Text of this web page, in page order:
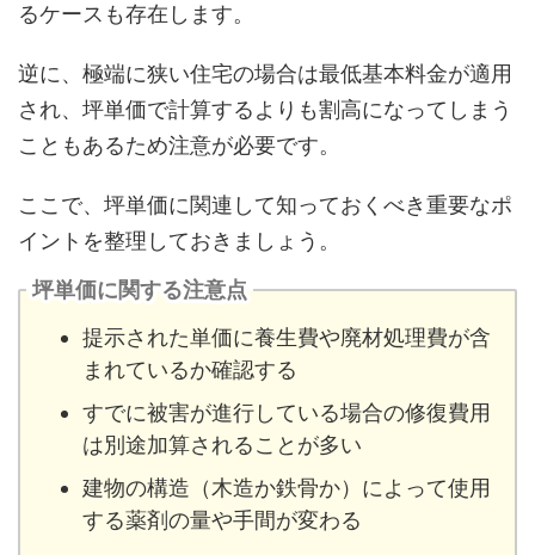
るケースも存在します。
逆に、極端に狭い住宅の場合は最低基本料金が適用
され、坪単価で計算するよりも割高になってしまう
こともあるため注意が必要です。
ここで、坪単価に関連して知っておくべき重要なポ
イントを整理しておきましょう。
坪単価に関する注意点
提示された単価に養生費や廃材処理費が含
まれているか確認する
すでに被害が進行している場合の修復費用
は別途加算されることが多い
建物の構造（木造か鉄骨か）によって使用
する薬剤の量や手間が変わる